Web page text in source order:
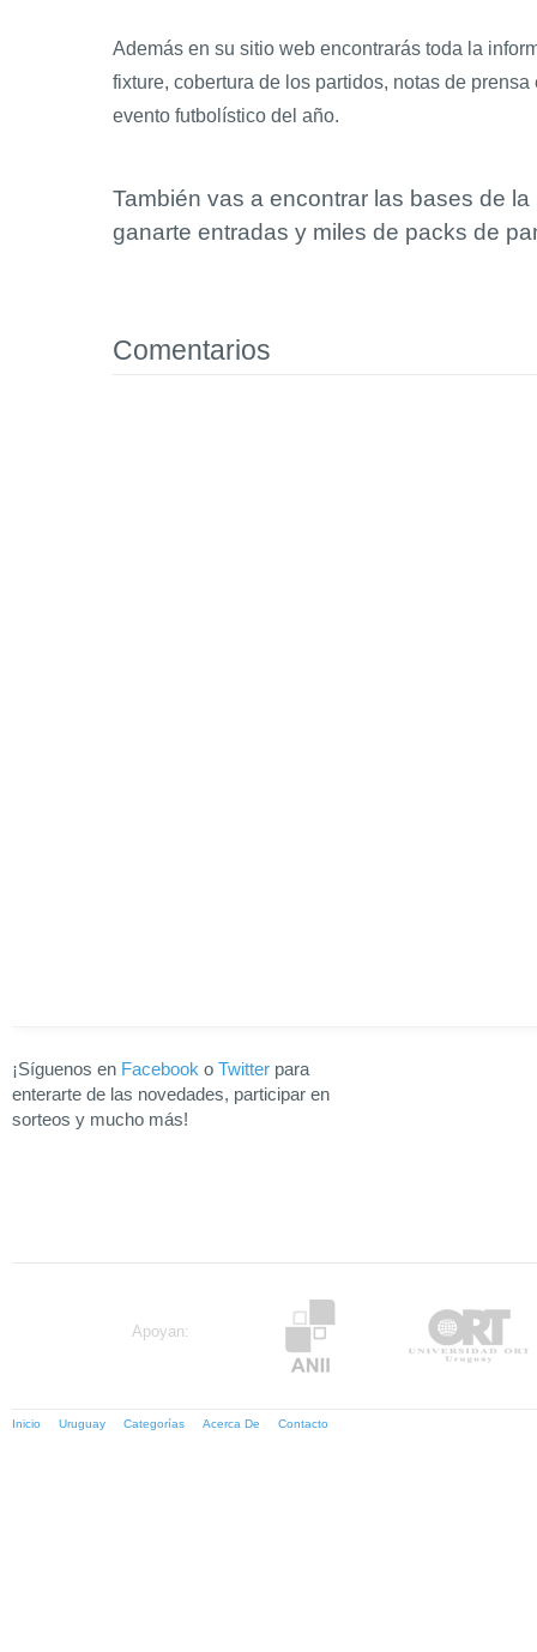
Además en su sitio web encontrarás toda la
fixture, cobertura de los partidos, notas de
evento futbolístico del año.
También vas a encontrar las bases de
ganarte entradas y miles de packs de
Comentarios
¡Síguenos en Facebook o Twitter para
enterarte de las novedades, participar en
sorteos y mucho más!
Apoyan:
Inicio Uruguay Categorías Acerca De Contacto